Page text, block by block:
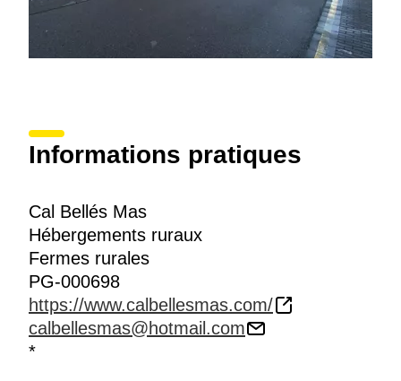
Informations pratiques
Cal Bellés Mas
Hébergements ruraux
Fermes rurales
PG-000698
https://www.calbellesmas.com/
calbellesmas@hotmail.com
*